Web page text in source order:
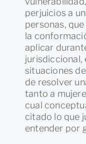
perjuicios a
personas,
la
aplicar
jurisdiccional,
situaciones
de resolver
tanto a
cual
citado lo que
entender por